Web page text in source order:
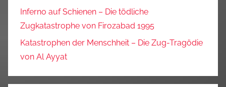
Inferno auf Schienen – Die tödliche
Zugkatastrophe von Firozabad 1995
Katastrophen der Menschheit – Die Zug-Tragödie
von Al Ayyat